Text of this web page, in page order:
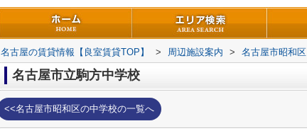
名古屋の賃貸情報【良室賃貸TOP】 > 周辺施設案内 > 名古屋市昭和区
名古屋市立駒方中学校
<<名古屋市昭和区の中学校の一覧へ